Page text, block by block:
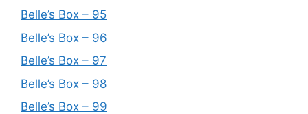
Belle’s Box – 95
Belle’s Box – 96
Belle’s Box – 97
Belle’s Box – 98
Belle’s Box – 99